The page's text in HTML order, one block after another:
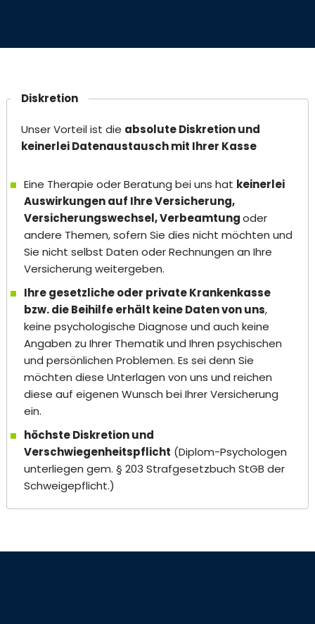
Diskretion
Unser Vorteil ist die absolute Diskretion und
keinerlei Datenaustausch mit Ihrer Kasse
Eine Therapie oder Beratung bei uns hat keinerlei
Auswirkungen auf Ihre Versicherung,
Versicherungswechsel, Verbeamtungoder
andere Themen, sofern Sie dies nicht möchten und
Sie nicht selbst Daten oder Rechnungen an Ihre
Versicherung weitergeben.
Ihre gesetzliche oder private Krankenkasse
bzw. die Beihilfe erhält keine Daten von uns,
keine psychologische Diagnose und auch keine
Angaben zu Ihrer Thematik und Ihren psychischen
und persönlichen Problemen. Es sei denn Sie
möchten diese Unterlagen von uns und reichen
diese auf eigenen Wunsch bei Ihrer Versicherung
ein.
höchste Diskretion und
Verschwiegenheitspflicht (Diplom-Psychologen
unterliegen gem. § 203 Strafgesetzbuch StGB der
Schweigepflicht.)